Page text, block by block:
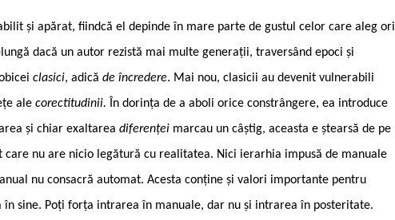
și apărat, fiindcă el depinde în mare parte de gustul celor care aleg ori
dacă un autor rezistă mai multe generații, traversând epoci și
clasici, adică de încredere. Mai nou, clasicii au devenit vulnerabili
ale corectitudinii.
În dorința de a aboli orice constrângere, ea introduce
și chiar exaltarea diferenței marcau un câștig, aceasta e ștearsă de pe
care nu are nicio legătură cu realitatea. Nici ierarhia impusă de manuale
nu consacră automat. Acesta conține și valori importante pentru
în sine. Poți forța intrarea în manuale, dar nu și intrarea în posteritate.